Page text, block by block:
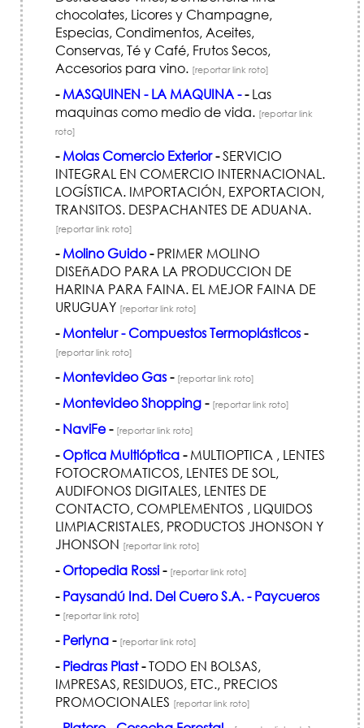
chocolates, Licores y Champagne,
Especias, Condimentos, Aceites,
Conservas, Té y Café, Frutos Secos,
Accesorios para vino. [reportar link roto]
- MASQUINEN - LA MAQUINA --Las
maquinas como medio de vida. [reportar link
roto]
- Molas Comercio Exterior-SERVICIO
INTEGRAL EN COMERCIO INTERNACIONAL.
LOGÍSTICA. IMPORTACIÓN, EXPORTACION,
TRANSITOS. DESPACHANTES DE ADUANA.
[reportar link roto]
- Molino Guido-PRIMER MOLINO
DISEñADO PARA LA PRODUCCION DE
HARINA PARA FAINA. EL MEJOR FAINA DE
URUGUAY [reportar link roto]
- Montelur - Compuestos Termoplásticos-
[reportar link roto]
- Montevideo Gas- [reportar link roto]
- Montevideo Shopping- [reportar link roto]
- NaviFe- [reportar link roto]
- Optica Multióptica-MULTIOPTICA , LENTES
FOTOCROMATICOS, LENTES DE SOL,
AUDIFONOS DIGITALES, LENTES DE
CONTACTO, COMPLEMENTOS , LIQUIDOS
LIMPIACRISTALES, PRODUCTOS JHONSON Y
JHONSON [reportar link roto]
- Ortopedia Rossi- [reportar link roto]
- Paysandú Ind. Del Cuero S.A. - Paycueros
- [reportar link roto]
- Perlyna- [reportar link roto]
- Piedras Plast-TODO EN BOLSAS,
IMPRESAS, RESIDUOS, ETC., PRECIOS
PROMOCIONALES [reportar link roto]